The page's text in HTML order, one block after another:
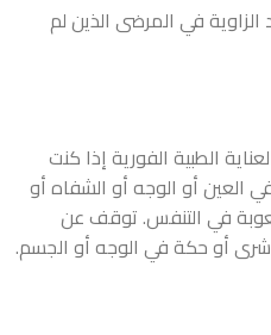
الزاوية في المرضى الذين لم
الطبية الفورية إذا كنت
أو الوجه أو الشفاه أو
في التنفس. توقف عن
شرى أو حكة في الوجه أو الجسم.